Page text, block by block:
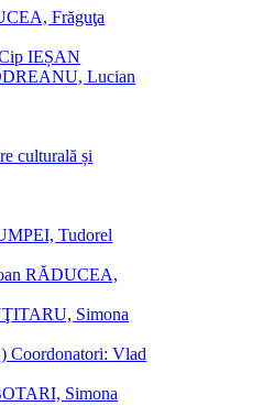
Frăguţa
IEȘAN
Lucian
culturală și
Tudorel
RĂDUCEA,
Simona
Coordonatori: Vlad
Simona